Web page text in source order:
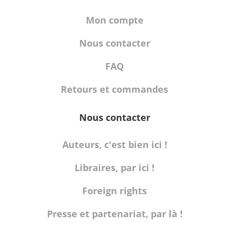
Mon compte
Nous contacter
FAQ
Retours et commandes
Nous contacter
Auteurs, c'est bien ici !
Libraires, par ici !
Foreign rights
Presse et partenariat, par là !